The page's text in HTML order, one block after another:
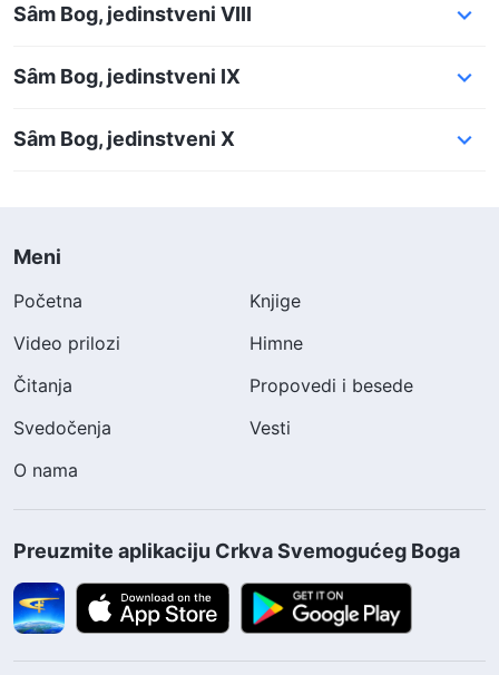
Sȃm Bog, jedinstveni VIII
Sȃm Bog, jedinstveni IX
Sȃm Bog, jedinstveni X
Meni
Početna
Knjige
Video prilozi
Himne
Čitanja
Propovedi i besede
Svedočenja
Vesti
O nama
Preuzmite aplikaciju Crkva Svemogućeg Boga